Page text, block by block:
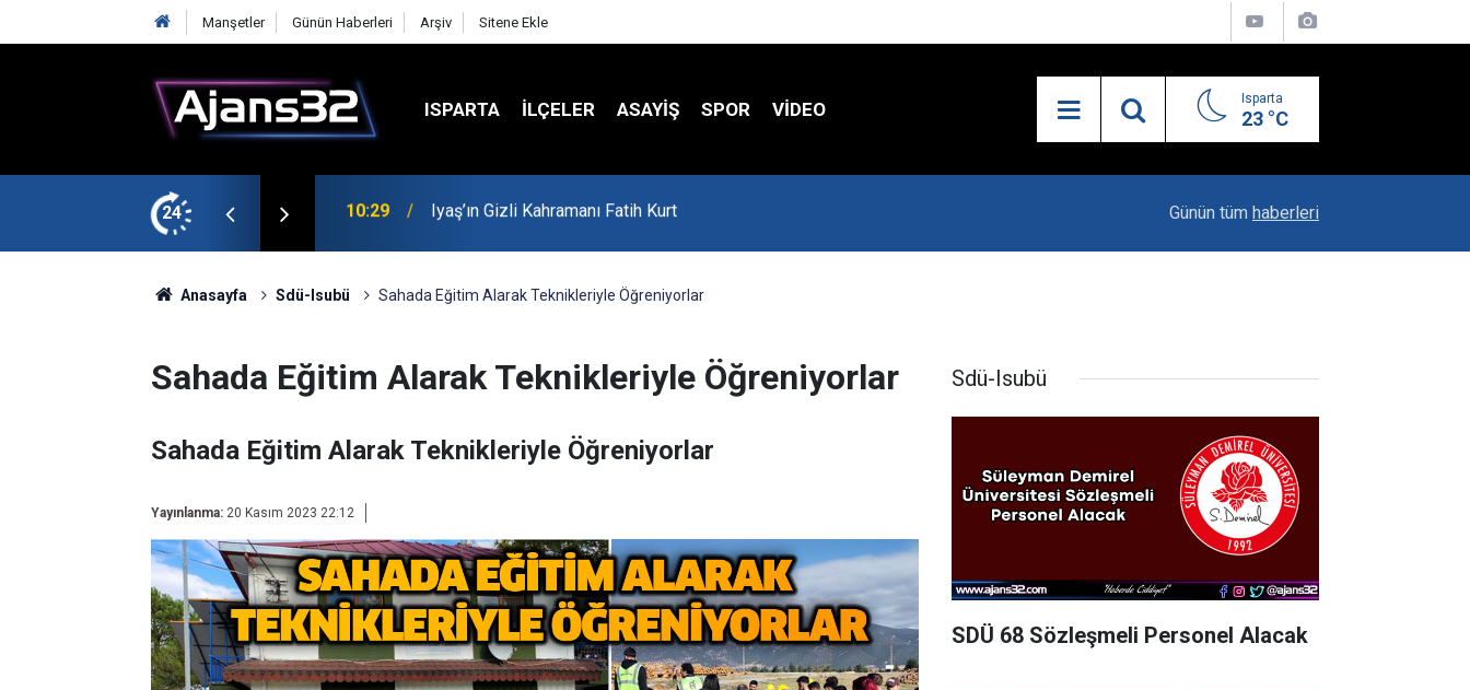
Manşetler Günün Haberleri Arşiv Sitene Ekle
ISPARTA İLÇELER ASAYİŞ SPOR VIDEO Isparta
23 °C
24 00:52 Isparta'da Asker Eğlencesinde Kavga Çıktı Uzaktan Hasta Değerlendirme Sistemi İle Yeni
Günün tüm haberleri
Anasayfa Sdü-Isubü Sahada Eğitim Alarak Teknikleriyle Öğreniyorlar
Sahada Eğitim Alarak Teknikleriyle Öğreniyorlar
Sahada Eğitim Alarak Teknikleriyle Öğreniyorlar
Yayınlanma: 20 Kasım 2023 22:12
Sdü-Isubü
SDÜ 68 Sözleşmeli Personel Alacak